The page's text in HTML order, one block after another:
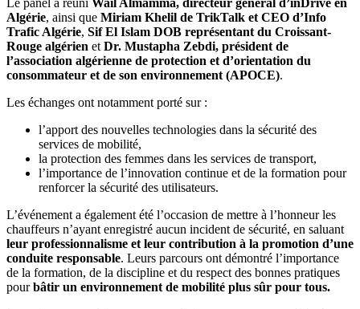
Le panel a réuni Wail Almamma, directeur général d’inDrive en
Algérie, ainsi que Miriam Khelil de TrikTalk et CEO d’Info
Trafic Algérie, Sif El Islam DOB représentant du Croissant-
Rouge algérien et Dr. Mustapha Zebdi, président de
l’association algérienne de protection et d’orientation du
consommateur et de son environnement (APOCE).
Les échanges ont notamment porté sur :
l’apport des nouvelles technologies dans la sécurité des
services de mobilité,
la protection des femmes dans les services de transport,
l’importance de l’innovation continue et de la formation pour
renforcer la sécurité des utilisateurs.
L’événement a également été l’occasion de mettre à l’honneur les
chauffeurs n’ayant enregistré aucun incident de sécurité, en saluant
leur professionnalisme et leur contribution à la promotion d’une
conduite responsable. Leurs parcours ont démontré l’importance
de la formation, de la discipline et du respect des bonnes pratiques
pourbâtir un environnement de mobilité plus sûr pour tous.